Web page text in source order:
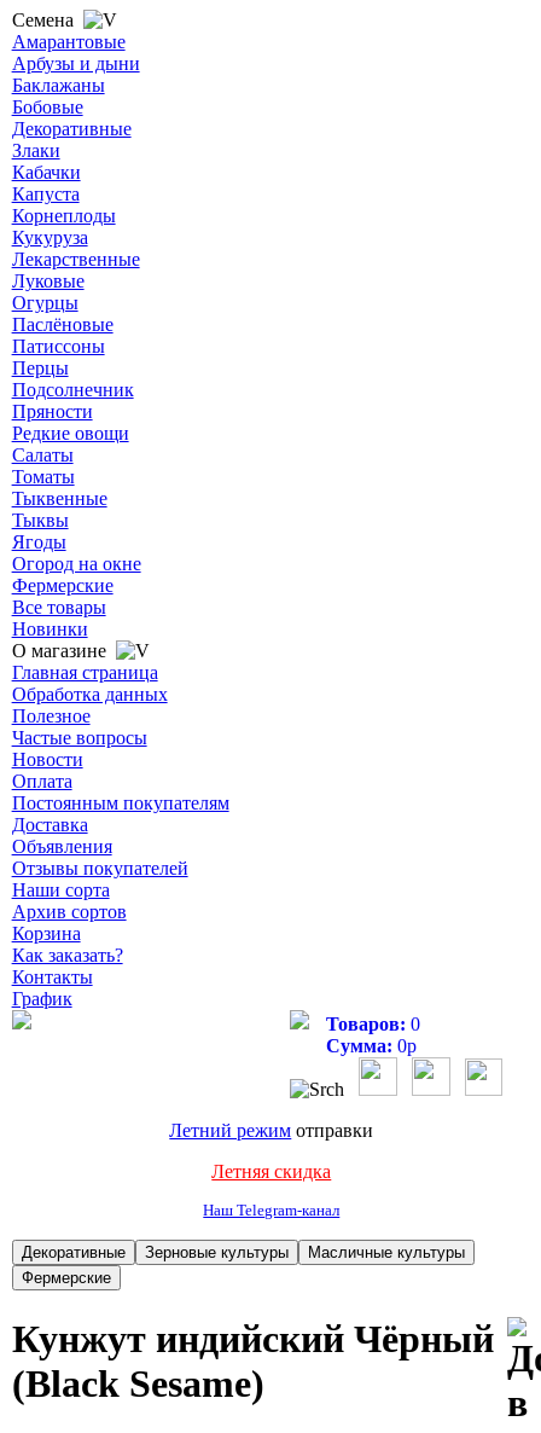
Семена
Амарантовые
Арбузы и дыни
Баклажаны
Бобовые
Декоративные
Злаки
Кабачки
Капуста
Корнеплоды
Кукуруза
Лекарственные
Луковые
Огурцы
Паслёновые
Патиссоны
Перцы
Подсолнечник
Пряности
Редкие овощи
Салаты
Томаты
Тыквенные
Тыквы
Ягоды
Огород на окне
Фермерские
Все товары
Новинки
О магазине
Главная страница
Обработка данных
Полезное
Частые вопросы
Новости
Оплата
Постоянным покупателям
Доставка
Объявления
Отзывы покупателей
Наши сорта
Архив сортов
Корзина
Как заказать?
Контакты
График
Товаров: 0
Сумма: 0р
Летний режим отправки
Летняя скидка
Наш Telegram-канал
Кунжут индийский Чёрный
(Black Sesame)